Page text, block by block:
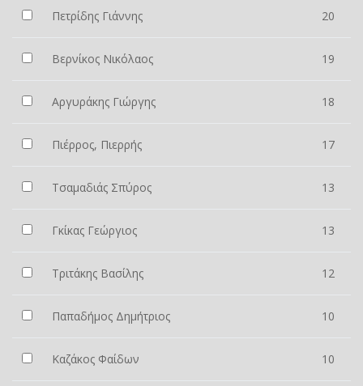
Πετρίδης Γιάννης 20
Βερνίκος Νικόλαος 19
Αργυράκης Γιώργης 18
Πιέρρος, Πιερρής 17
Τσαμαδιάς Σπύρος 13
Γκίκας Γεώργιος 13
Τριτάκης Βασίλης 12
Παπαδήμος Δημήτριος 10
Καζάκος Φαίδων 10